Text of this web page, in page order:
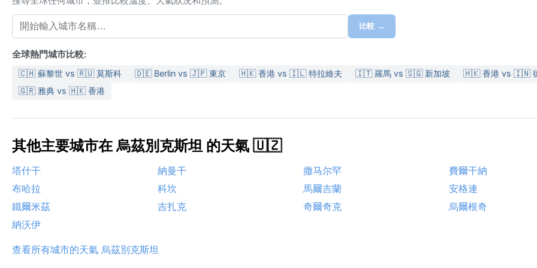
比較 →
全球熱門城市比較:
🇨🇭 蘇黎世 vs 🇷🇺 莫斯科 🇩🇪 Berlin vs 🇯🇵 東京 🇭🇰 香港 vs 🇮🇱 特拉維夫 🇮🇹 羅馬 vs 🇸🇬 新加坡
🇭🇰 香港 vs 🇮🇳
🇬🇷 雅典 vs 🇭🇰 香港
其他主要城市在 烏茲別克斯坦 的天氣 🇺🇿
塔什干 納曼干 撒马尔罕
費爾干納
布哈拉
科坎 馬爾吉蘭
安格連
鐵爾米茲
吉扎克 奇爾奇克
烏爾根奇
納沃伊
查看所有城市的天氣 烏茲別克斯坦